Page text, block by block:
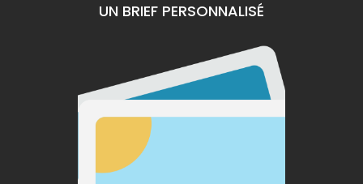
UN BRIEF PERSONNALISÉ